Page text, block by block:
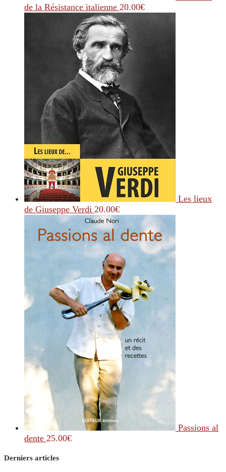
de la Résistance italienne 20.00€
Les lieux
de Giuseppe Verdi 20.00€
Passions al
dente 25.00€
Derniers articles